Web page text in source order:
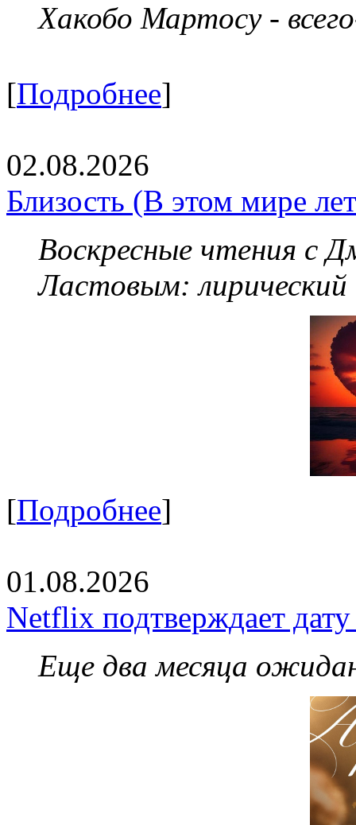
Хакобо Мартосу -
[Подробнее]
02.08.2026
Близость (В этом мире
Воскресные чтения с
Ластовым:
[Подробнее]
01.08.2026
Netflix подтверждает
Еще два месяца